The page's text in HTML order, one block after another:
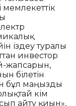
іздеу туралы
инвестор
жапсарын,
білетін
бұл маңызды
кім
айту қиын»,